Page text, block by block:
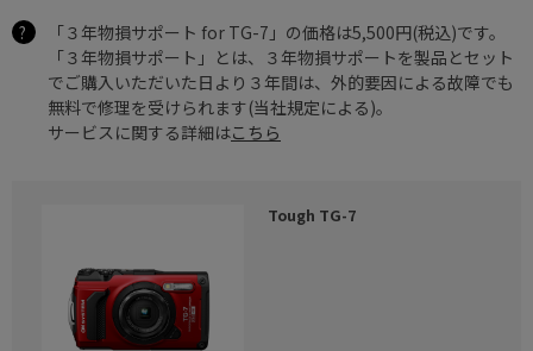
「３年物損サポート for TG-7」の価格は5,500円(税込)です。
「３年物損サポート」とは、３年物損サポートを製品とセット
でご購入いただいた日より３年間は、外的要因による故障でも
無料で修理を受けられます(当社規定による)。
サービスに関する詳細はこちら
Tough TG-7